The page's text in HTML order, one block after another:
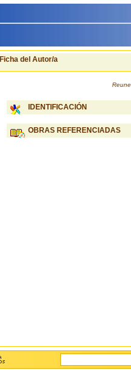
Ficha del Autor/a
IDENTIFICACIÓN
OBRAS REFERENCIADAS